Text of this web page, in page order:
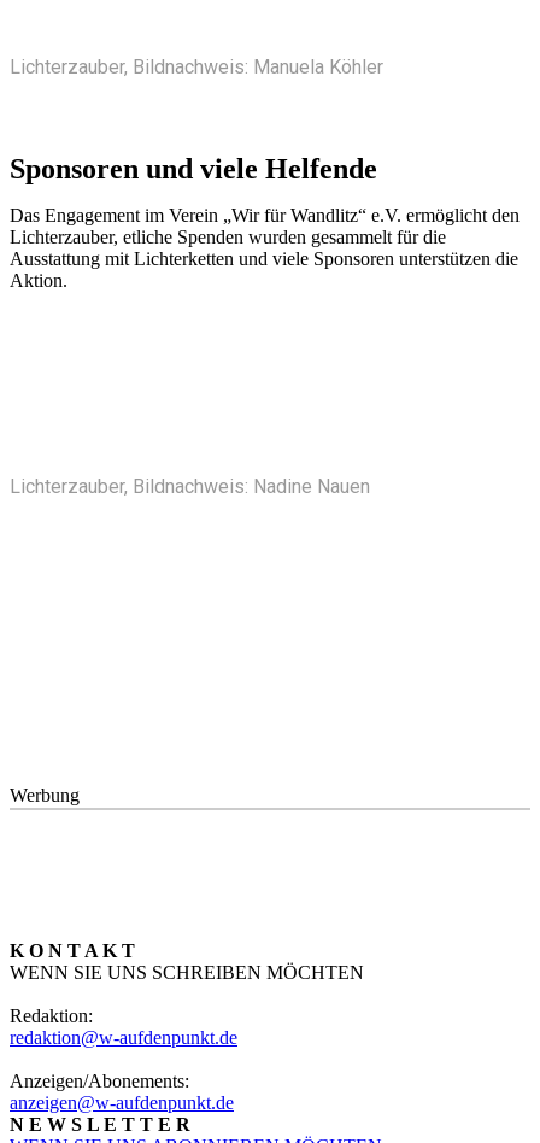
Lichterzauber, Bildnachweis: Manuela Köhler
Sponsoren und viele Helfende
Das Engagement im Verein „Wir für Wandlitz“ e.V. ermöglicht den
Lichterzauber, etliche Spenden wurden gesammelt für die
Ausstattung mit Lichterketten und viele Sponsoren unterstützen die
Aktion.
Lichterzauber, Bildnachweis: Nadine Nauen
Werbung
K O N T A K T
WENN SIE UNS SCHREIBEN MÖCHTEN
Redaktion:
redaktion@w-aufdenpunkt.de
Anzeigen/Abonements:
anzeigen@w-aufdenpunkt.de
N E W S L E T T E R